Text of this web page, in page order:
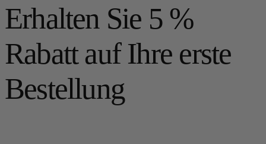
Erhalten Sie 5 %
Rabatt auf Ihre erste
Bestellung